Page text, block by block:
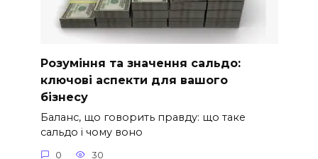
Розуміння та значення сальдо:
ключові аспекти для вашого
бізнесу
Баланс, що говорить правду: що таке
сальдо і чому воно
0 30